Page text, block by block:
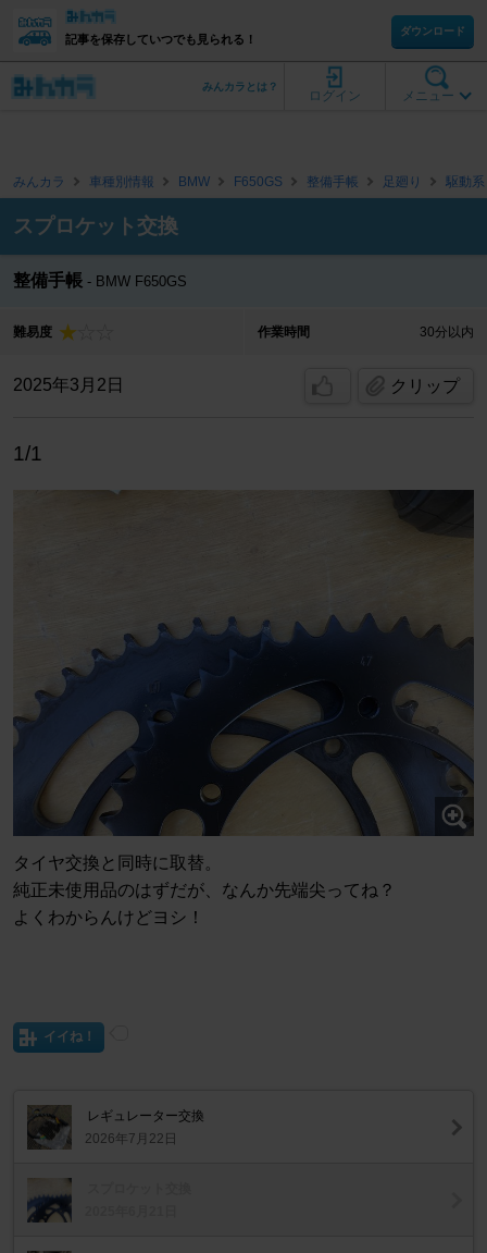
記事を保存していつでも見られる！
ダウンロード
メニュー
ログイン
みんカラとは？
みんカラ 車種別情報 BMW F650GS 整備手帳 足廻り 駆動系
スプロケット交換
整備手帳 BMW F650GS
難易度 作業時間 30分以内
2025年3月2日 クリップ
1/1
タイヤ交換と同時に取替。
純正未使用品のはずだが、なんか先端尖ってね？
よくわからんけどヨシ！
イイね！
レギュレーター交換
2026年7月22日